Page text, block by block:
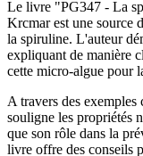
Le livre "PG347 - La
Krcmar est une source
la spiruline. L'auteur
expliquant de manière
cette micro-algue pour
A travers des
souligne les propriétés
que son rôle dans la
livre offre des conseils